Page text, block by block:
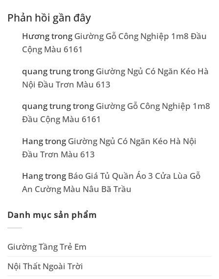
Phản hồi gần đây
Hươngtrong Giường Gỗ Công Nghiệp 1m8 Đầu
Cộng Màu 6161
quang trungtrong Giường Ngủ Có Ngăn Kéo Hà
Nội Đầu Trơn Màu 613
quang trungtrong Giường Gỗ Công Nghiệp 1m8
Đầu Cộng Màu 6161
Hangtrong Giường Ngủ Có Ngăn Kéo Hà Nội
Đầu Trơn Màu 613
Hangtrong Báo Giá Tủ Quần Áo 3 Cửa Lùa Gỗ
An Cường Màu Nâu Bã Trầu
Danh mục sản phẩm
Giường Tầng Trẻ Em
Nội Thất Ngoài Trời